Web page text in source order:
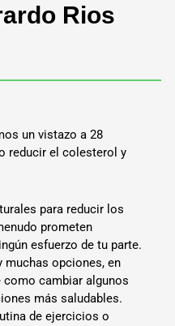
Rios
un vistazo a 28
reducir el colesterol y
para reducir los
prometen
esfuerzo de tu parte.
muchas opciones, en
como cambiar algunos
más saludables.
de ejercicios o